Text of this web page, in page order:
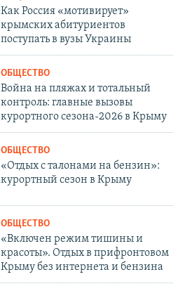
Как Россия «мотивирует»
крымских абитуриентов
поступать в вузы Украины
ОБЩЕСТВО
Война на пляжах и тотальный
контроль: главные вызовы
курортного сезона-2026 в Крыму
ОБЩЕСТВО
«Отдых с талонами на бензин»:
курортный сезон в Крыму
ОБЩЕСТВО
«Включен режим тишины и
красоты». Отдых в прифронтовом
Крыму без интернета и бензина